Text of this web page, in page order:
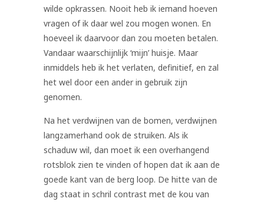
wilde opkrassen. Nooit heb ik iemand hoeven
vragen of ik daar wel zou mogen wonen. En
hoeveel ik daarvoor dan zou moeten betalen.
Vandaar waarschijnlijk ‘mijn’ huisje. Maar
inmiddels heb ik het verlaten, definitief, en zal
het wel door een ander in gebruik zijn
genomen.
Na het verdwijnen van de bomen, verdwijnen
langzamerhand ook de struiken. Als ik
schaduw wil, dan moet ik een overhangend
rotsblok zien te vinden of hopen dat ik aan de
goede kant van de berg loop. De hitte van de
dag staat in schril contrast met de kou van